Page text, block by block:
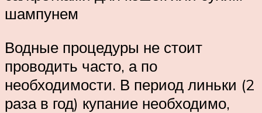
шампунем
Водные процедуры не стоит
проводить часто, а по
необходимости. В период линьки (2
раза в год) купание необходимо,